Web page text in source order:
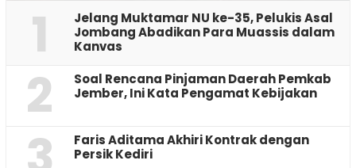
1
Jelang Muktamar NU ke-35, Pelukis Asal
Jombang Abadikan Para Muassis dalam
Kanvas
2
‎Soal Rencana Pinjaman Daerah Pemkab
Jember, Ini Kata Pengamat Kebijakan ‎
Faris Aditama Akhiri Kontrak dengan
Persik Kediri